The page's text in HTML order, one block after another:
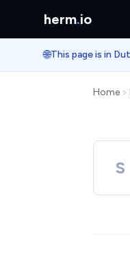
herm.io
🌐This page is in
Home
S